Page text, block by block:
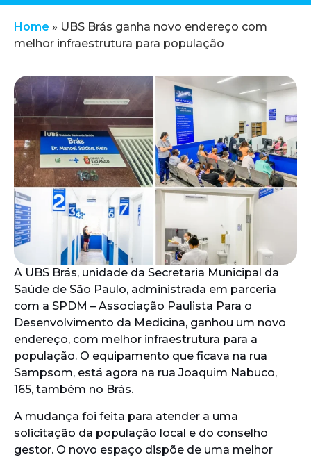
Home » UBS Brás ganha novo endereço com
melhor infraestrutura para população
A UBS Brás, unidade da Secretaria Municipal da
Saúde de São Paulo, administrada em parceria
com a SPDM – Associação Paulista Para o
Desenvolvimento da Medicina, ganhou um novo
endereço, com melhor infraestrutura para a
população. O equipamento que ficava na rua
Sampsom, está agora na rua Joaquim Nabuco,
165, também no Brás.
A mudança foi feita para atender a uma
solicitação da população local e do conselho
gestor. O novo espaço dispõe de uma melhor